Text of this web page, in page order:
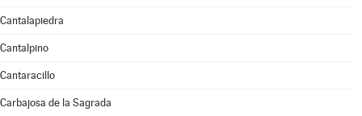
Cantalapiedra
Cantalpino
Cantaracillo
Carbajosa de la Sagrada